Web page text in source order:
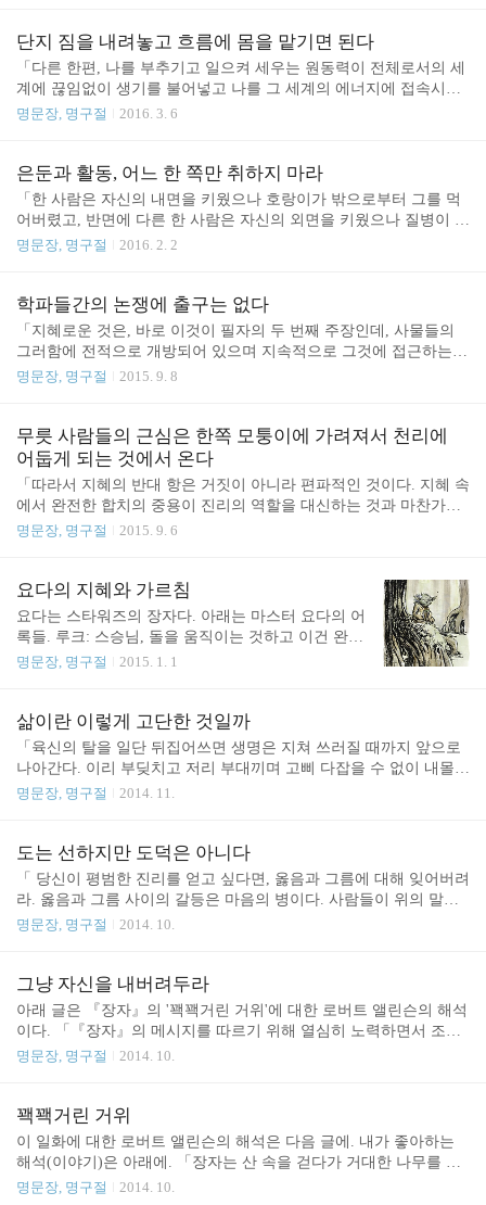
해준다. 즉, 그는 매일매일 똑같이, “이익”이나 “보상”을 받을 것을
또는 “칭찬”을 듣거나 “비난”을 받을 것을 전혀 염두에 두지 않고, 궁
극적으로는 왕궁뿐만 아니라 “자신의 몸 내지 사지”까지도 잊어버린
경지에서, 모든 외부의 걱정거리를 잊은 채 오직 능숙한 솜씨에만 전
신경을 집중시키며 숲 속으로 들어간다. 숲 속에서 그는 우선 “외형
단지 짐을 내려놓고 흐름에 몸을 맡기면 된다
「다른 한편, 나를 부추기고 일으켜 세우는 원동력이 전체로서의 세
계에 끊임없이 생기를 불어넣고 나를 그 세계의 에너지에 접속시키
면, 나를 움직이게 만드는 이러한 반응성은 나의 에너지를 전혀 사용
결하지만 핵심을 찔러 언급하길 ― 달리 말해 (욕망으로부터 나오
는) 외적 자극이 강하면, 나를 생명력의 원천 그 자체에 연결시키는
내적 자극은 약화되어 나타나고 희석되며 시들어진다. 왜냐하면 그
밖에 없기 때문이다. 이로부터 우리는 장자가 욕망에 대해 도덕적으
명문장, 명구절 2016. 3. 6
은둔과 활동, 어느 한 쪽만 취하지 마라
「한 사람은 자신의 내면을 키웠으나 호랑이가 밖으로부터 그를 먹
어버렸고, 반면에 다른 한 사람은 자신의 외면을 키웠으나 질병이 그
를 내부로부터 공격했다. 이 둘 중 어느 누구도 자신의 배후에서 어
는 중용이 단순히 은둔적 삶과 사회적 삶이라는 두 극단으로부터 동
등한 거리에 있는 것으로 잘못 이해해서는 안 된다. 왜냐하면 양 극
단의 삶으로부터 단순히 등거리만 유지하는 삶은 불가피하게 고정
거듭남의 기술은 이 두 극단을 번갈아 채택하는 것이다. 공자(보통
명문장, 명구절 2016. 2. 2
학파들간의 논쟁에 출구는 없다
「지혜로운 것은, 바로 이것이 필자의 두 번째 주장인데, 사물들의
그러함에 전적으로 개방되어 있으며 지속적으로 그것에 접근하는
것이다. 반면에 지혜를 잃는 것은 편파성 속에 잠기는 것이기 때문에
머물러 있으며, 따라서 자신의 견해라고 말할 수도 있을 확고한 견해
를 가지고 있지 않다. 바로 장자가 고대 중국에서 도의 총체성을 더
이상 못 보게 만드는 여러 관점의 분열이 어디서 기인하는지를 가장
잘 밝혀 보여줄 것이다. 지혜의 상실은 그가 '성심成心', 즉 생겨난 마
음이라고 (우리가 선입견을 가진 마음이라고 말하듯) 부르는 것과
관련이 있다. 다시 말해 '우리가 몸을 받게 되면'..
명문장, 명구절 2015. 9. 8
무릇 사람들의 근심은 한쪽 모퉁이에 가려져서 천리에
어둡게 되는 것에서 온다
「따라서 지혜의 반대 항은 거짓이 아니라 편파적인 것이다. 지혜 속
에서 완전한 합치의 중용이 진리의 역할을 대신하는 것과 마찬가지
로, 편파성은 철학에서 오류가 차지하고 있는 중요성을 갖고 있다.
의 이론이 거짓이라고 증명하는 것이 아니라, 그 이론들에서 결핍된
것을 강조하고 따라서 그 결핍된 것들이 어떻게 발생하는지를 보여
주는 것이다. 우리는 그 사실을 기원전 3세기의 순자에게서도 검증
할 수 있을 것이다. 순자는 묵가와 동시대를 살았으며 추론의 논리적
엄격성에 매우 예민했으며, 고대 중국에서 논박의 실천을 가장 잘 발
명문장, 명구절 2015. 9. 6
요다의 지혜와 가르침
요다는 스타워즈의 장자다. 아래는 마스터 요다의 어
록들. 루크: 스승님, 돌을 움직이는 것하고 이건 완전
히 달라요. 요다: 아니. 전혀. 차이는 오직 네 마음 속
is is totally different. Yoda: No! No different! Only diffe
rent in your mind. You must unlearn what you have lear
ned. 루크: 알았어요. 한번 시도해볼게요. 요다: 아냐!
uke: All right. I give it a try. Yoda: No. Try ..
명문장, 명구절 2015. 1. 1
삶이란 이렇게 고단한 것일까
「육신의 탈을 일단 뒤집어쓰면 생명은 지쳐 쓰러질 때까지 앞으로
나아간다. 이리 부딪치고 저리 부대끼며 고삐 다잡을 수 없이 내몰리
는 삶! 참으로 슬프지 아니한가. 일평생을 수고하고도 그 열매를 누
떠들썩. 육신은 해체되고 그에 따라 정신도 흩어진다. 참으로 애달프
지 아니한가. 삶이란 이렇게 곤고한 것일까. 다른 사람은 아무렇지도
않은데 나만 이리 곤고히 여기는 것인가······ 잠들었을 때 막혀 있던
정신은 깨어나면 활동을 시작한다. 주어지는 상황과 얽혀 날마다 이
어지는 씨름질. 어떤 이는 설렁설렁, 어떤 이는 노련하게, 어떤 이는
명문장, 명구절 2014. 11.
도는 선하지만 도덕은 아니다
「 당신이 평범한 진리를 얻고 싶다면, 옳음과 그름에 대해 잊어버려
라. 옳음과 그름 사이의 갈등은 마음의 병이다. 사람들이 위의 말에
각기 다르게 대응을 한다는 점은 매우 의미심장하다. 어떤 사람들은
적으로 이상이 있으며, 가장 파괴적이라고 한다. 내가 한 친구에게
그 구절을 읽어주었더니 그는 "그것은 사디즘으로 유명한 사드가 쓴
것일지도 모르겠다"고 말했다. 그 친구의 말은 옳다! 그 구절은 사드
지만 두 사람의 의도에는 큰 차이점이 있을 것이다. '도덕의 초월'이
명문장, 명구절 2014. 10.
그냥 자신을 내버려두라
아래 글은 『장자』의 '꽥꽥거린 거위'에 대한 로버트 앨린슨의 해석
이다. 「『장자』의 메시지를 따르기 위해 열심히 노력하면서 조용
히 있던 거위는 그 메시지를 잘못 이해하였다. 노력하는 바로 그 행
조용히 침묵하고 있는 거위는 완고한 신비주의자에 대한 은유이다.
완고한 신비주의자는 모든 말들을 무용하다고 보는 사람이다. 어떤
것도 말해질 수 없고, 따라서 아무 것도 말하지 않는 것이 상책이라
는 것이다. 그러나 이것은 어리석은 신비주의이고, 이것이야말로 정
말로 어리석은 거위이다. 정말로 어리석은 거위는 조용히 침묵하는
명문장, 명구절 2014. 10.
꽥꽥거린 거위
이 일화에 대한 로버트 앨린슨의 해석은 다음 글에. 내가 좋아하는
해석(이야기)은 아래에. 「장자는 산 속을 걷다가 거대한 나무를 한
그루 보았다. 그 나무는 가지와 잎이 무성했다. 한 나무꾼이 그 곁에
명문장, 명구절 2014. 10.